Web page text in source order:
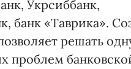
Укрсиббанк,
банк «Таврика».
решать
проблем